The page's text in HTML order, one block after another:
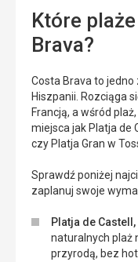
Które
Brava?
Costa Brava to
Hiszpanii. Rozciąga
Francją, a wśród
miejsca jak Platja de
czy Platja Gran w
Sprawdź poniżej
zaplanuj swoje
Platja de
naturalnych plaż
przyrodą, bez